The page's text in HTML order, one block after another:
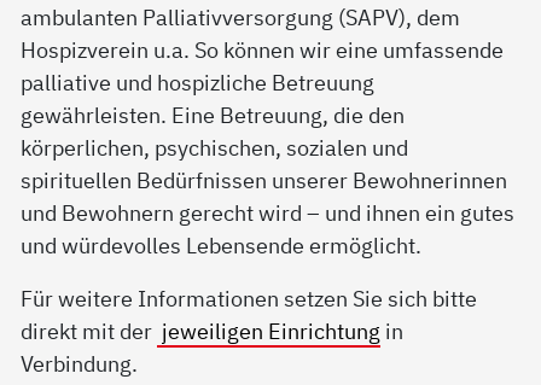
ambulanten Palliativversorgung (SAPV), dem
Hospizverein u.a. So können wir eine umfassende
palliative und hospizliche Betreuung
gewährleisten. Eine Betreuung, die den
körperlichen, psychischen, sozialen und
spirituellen Bedürfnissen unserer Bewohnerinnen
und Bewohnern gerecht wird – und ihnen ein gutes
und würdevolles Lebensende ermöglicht.
Für weitere Informationen setzen Sie sich bitte
direkt mit der jeweiligen Einrichtung in
Verbindung.